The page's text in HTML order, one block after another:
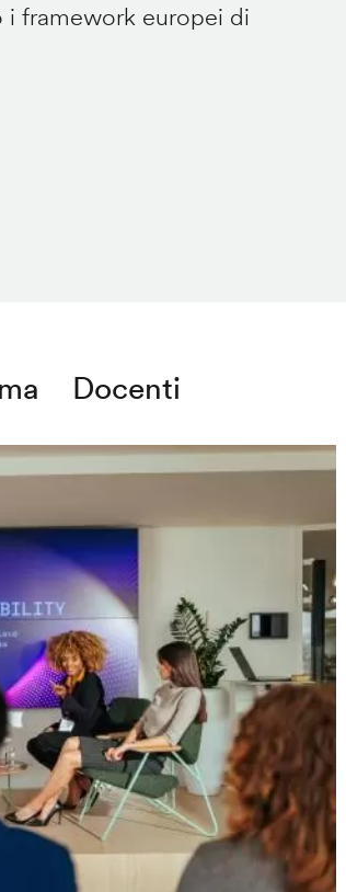
i framework europei di
Docenti